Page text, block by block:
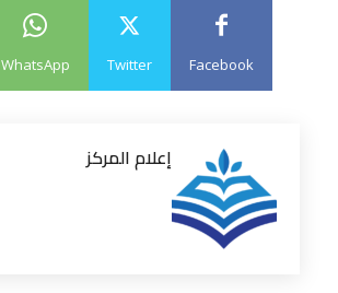
Facebook
Twitter
WhatsApp
إعلام المركز